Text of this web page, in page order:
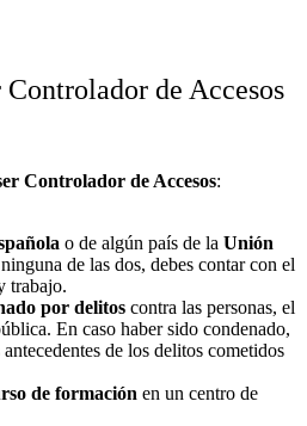
de Accesos
Controlador de Accesos:
o de algún país de la Unión
de las dos, debes contar con el
trabajo.
por delitos contra las personas, el
En caso haber sido condenado,
de los delitos cometidos
de formación en un centro de